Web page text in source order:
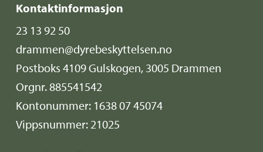
Kontaktinformasjon
23 13 92 50
drammen@dyrebeskyttelsen.no
Postboks 4109 Gulskogen, 3005 Drammen
Orgnr. 885541542
Kontonummer: 1638 07 45074
Vippsnummer: 21025